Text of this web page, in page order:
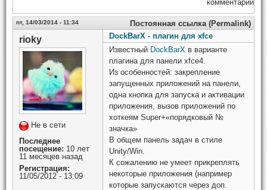
комментарии
пт, 14/03/2014 - 11:34 Постоянная ссылка (Permalink)
rioky
Не в сети
Последнее
посещение: 10 лет
11 месяцев назад
Регистрация:
11/05/2012 - 13:09
DockBarX - плагин для xfce
Известный DockBarX в варианте
плагина для панели xfce4.
Из особенностей: закрепление
запущенных приложений на панели,
одна кнопка для запуска и активации
приложения, вызов приложений по
хоткеям Super+«порядковый №
значка»
В общем панель задач в стиле
Unity/Win.
К сожалению не умеет прикреплять
некоторые приложения (например
которые запускаются через доп.